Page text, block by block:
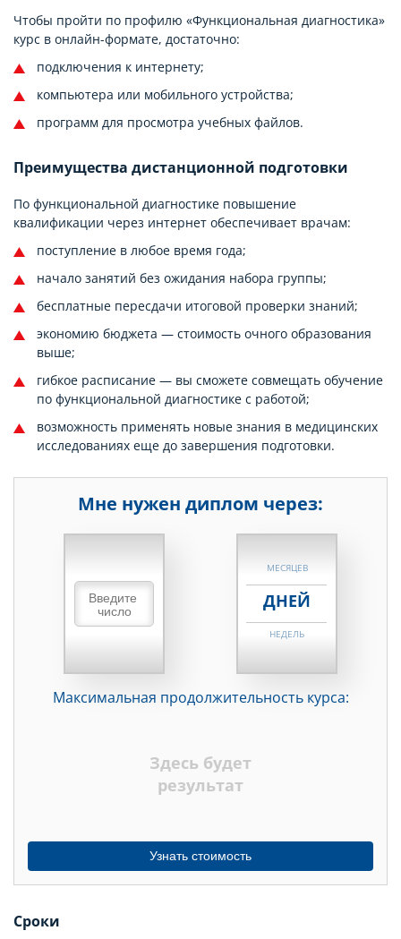
Чтобы пройти по профилю «Функциональная диагностика»
курс в онлайн-формате, достаточно:
подключения к интернету;
компьютера или мобильного устройства;
программ для просмотра учебных файлов.
Преимущества дистанционной подготовки
По функциональной диагностике повышение
квалификации через интернет обеспечивает врачам:
поступление в любое время года;
начало занятий без ожидания набора группы;
бесплатные пересдачи итоговой проверки знаний;
экономию бюджета — стоимость очного образования
выше;
гибкое расписание — вы сможете совмещать обучение
по функциональной диагностике с работой;
возможность применять новые знания в медицинских
исследованиях еще до завершения подготовки.
Мне нужен диплом через:
НЕДЕЛЬ
МЕСЯЦЕВ
ДНЕЙ
НЕДЕЛЬ
ДНЕЙ
Максимальная продолжительность курса:
Здесь будет
результат
Узнать стоимость
Сроки